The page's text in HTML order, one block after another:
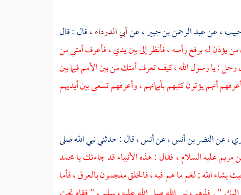
،عنعبد الرحمن بن جبير ،عنأبي الدرداء ،قال : قال
من يؤذن له برفع رأسه ، فأنظر إلى بين يدي ، فأعرف أمتي من
: يا رسول الله ، كيف تعرف أمتك من بين الأمم فيما بين
يؤتون كتبهم بأيمانهم ، وأعرفهم تسعى بين أيديهم
،عنالنضر بن أنس ،عنأنس ،قال : حدثني نبي الله صلى
عليه السلام ، فقال : هذه الأنبياء قد جاءتك يا محمد
يشاء الله ; لغم ما هم فيه ، فالخلق ملجمون بالعرق ، فأما